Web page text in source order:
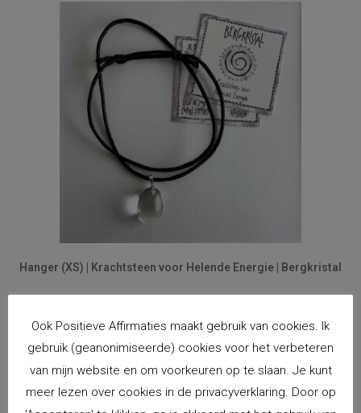
Hanger (XS) | Krachtsteen voor Helende Energie | Bergkristal
Ook Positieve Affirmaties maakt gebruik van cookies. Ik
gebruik (geanonimiseerde) cookies voor het verbeteren
van mijn website en om voorkeuren op te slaan. Je kunt
meer lezen over cookies in de privacyverklaring. Door op